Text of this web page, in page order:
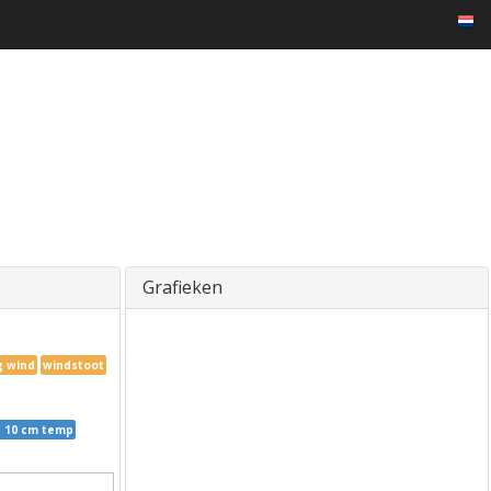
wind windstoot
10 cm temp
Grafieken